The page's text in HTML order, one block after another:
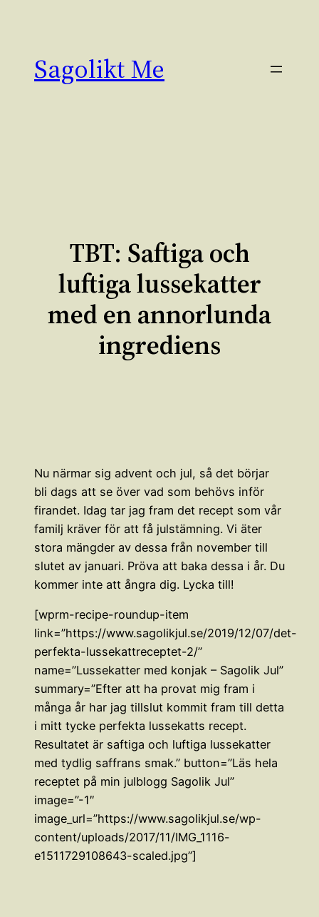
Sagolikt Me
TBT: Saftiga och
luftiga lussekatter
med en annorlunda
ingrediens
Nu närmar sig advent och jul, så det börjar
bli dags att se över vad som behövs inför
firandet. Idag tar jag fram det recept som vår
familj kräver för att få julstämning. Vi äter
stora mängder av dessa från november till
slutet av januari. Pröva att baka dessa i år. Du
kommer inte att ångra dig. Lycka till!
[wprm-recipe-roundup-item
link=”https://www.sagolikjul.se/2019/12/07/det-
perfekta-lussekattreceptet-2/”
name=”Lussekatter med konjak – Sagolik Jul”
summary=”Efter att ha provat mig fram i
många år har jag tillslut kommit fram till detta
i mitt tycke perfekta lussekatts recept.
Resultatet är saftiga och luftiga lussekatter
med tydlig saffrans smak.” button=”Läs hela
receptet på min julblogg Sagolik Jul”
image=”-1″
image_url=”https://www.sagolikjul.se/wp-
content/uploads/2017/11/IMG_1116-
e1511729108643-scaled.jpg”]